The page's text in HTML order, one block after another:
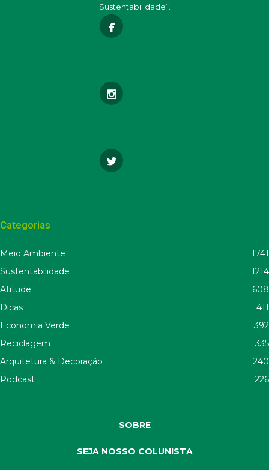
Sustentabilidade”.
Categorias
Meio Ambiente
1741
Sustentabilidade
1214
Atitude
608
Dicas
411
Economia Verde
392
Reciclagem
335
Arquitetura & Decoração
240
Podcast
226
SOBRE
SEJA NOSSO COLUNISTA